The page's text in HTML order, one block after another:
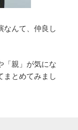
なんて、仲良し
「親」が気にな
まとめてみまし